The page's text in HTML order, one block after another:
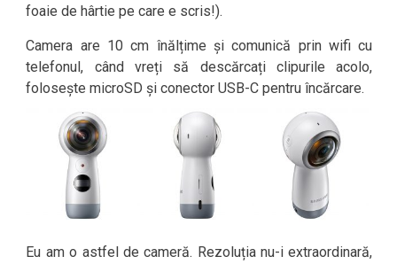
foaie de hârtie pe care e scris!).
Camera are 10 cm înălțime și comunică prin wifi cu
telefonul, când vreți să descărcați clipurile acolo,
folosește microSD și conector USB-C pentru încărcare.
Eu am o astfel de cameră. Rezoluția nu-i extraordinară,